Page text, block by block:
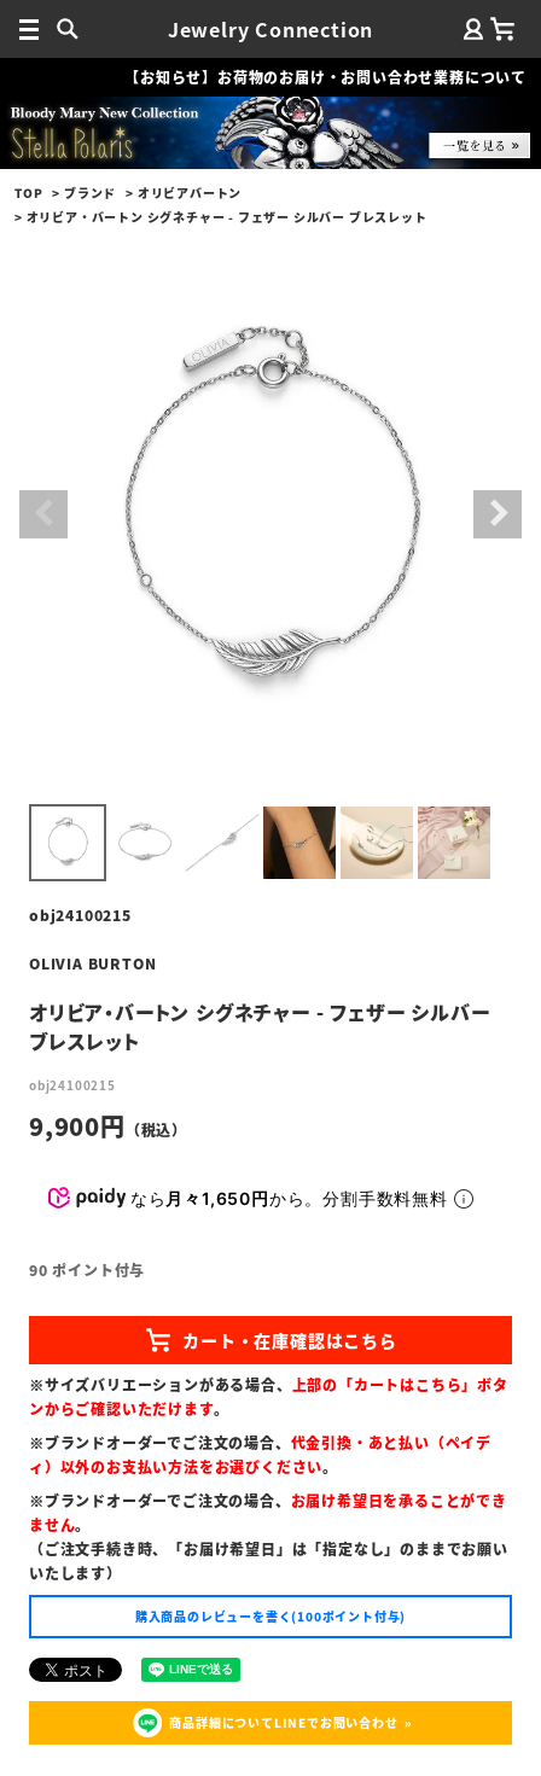
Jewelry Connection
【お知らせ】お荷物のお届け・お問い合わせ業務について
TOP ブランド
オリビアバートン
オリビア・バートン シグネチャー - フェザー シルバー ブレスレット
obj24100215
OLIVIA BURTON
オリビア・バートン シグネチャー - フェザー シルバー
ブレスレット
obj24100215
9,900
なら 月々1,650円から。分割手数料無料
90 ポイント付与
※サイズバリエーションがある場合、 上部の「カートはこちら」ボタ
ンからご確認いただけます。
※ブランドオーダーでご注文の場合、 代金引換・あと払い（ペイデ
ィ）以外のお支払い方法をお選びください。
※ブランドオーダーでご注文の場合、 お届け希望日を承ることができ
ません。
（ご注文手続き時、「お届け希望日」は「指定なし」のままでお願い
いたします）
購入商品のレビューを書く(100ポイント付与)
商品詳細についてLINEでお問い合わせ